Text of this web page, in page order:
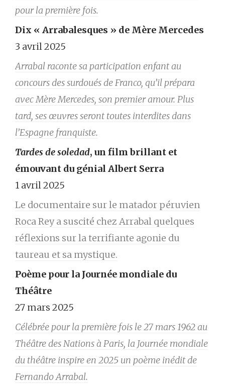
pour la première fois.
Dix « Arrabalesques » de Mère Mercedes
3 avril 2025
Arrabal raconte sa participation enfant au
concours des surdoués de Franco, qu’il prépara
avec Mère Mercedes, son premier amour. Plus
tard, ses œuvres seront toutes interdites dans
l’Espagne franquiste.
Tardes de soledad, un film brillant et
émouvant du génial Albert Serra
1 avril 2025
Le documentaire sur le matador péruvien
Roca Rey a suscité chez Arrabal quelques
réflexions sur la terrifiante agonie du
taureau et sa mystique.
Poème pour la Journée mondiale du
Théâtre
27 mars 2025
Célébrée pour la première fois le 27 mars 1962 au
Théâtre des Nations à Paris, la Journée mondiale
du théâtre inspire en 2025 un poème inédit de
Fernando Arrabal.